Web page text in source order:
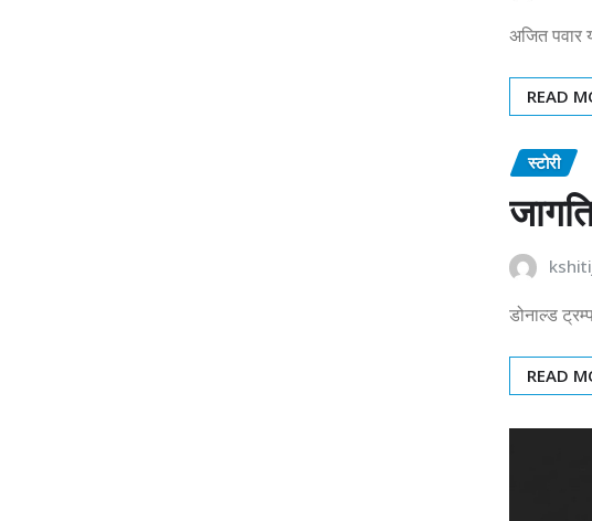
अजित पवार
READ
स्टोरी
डोनाल्ड
READ